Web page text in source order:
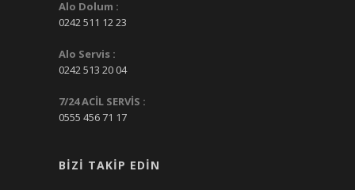
Alo Dolum :
0242 511 12 23
Alo Servis :
0242 513 20 04
7/24 ACİL SERVİS :
0555 456 71 17
BIZI TAKIP EDIN